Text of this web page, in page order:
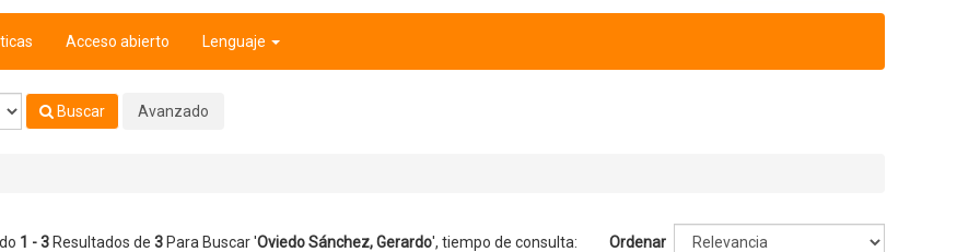
Acceso abierto Lenguaje
Buscar Avanzado
1 - 3Resultados de 3Para Buscar 'Oviedo Sánchez, Gerardo', tiempo de consulta:
Ordenar